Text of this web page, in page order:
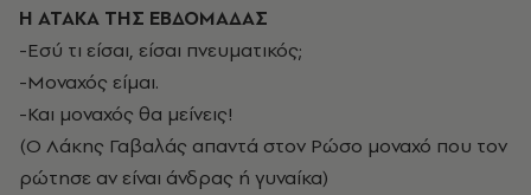
Η ΑΤΑΚΑ ΤΗΣ ΕΒΔΟΜΑΔΑΣ
-Εσύ τι είσαι, είσαι πνευματικός;
-Μοναχός είμαι.
-Και μοναχός θα μείνεις!
(Ο Λάκης Γαβαλάς απαντά στον Ρώσο μοναχό που τον
ρώτησε αν είναι άνδρας ή γυναίκα)